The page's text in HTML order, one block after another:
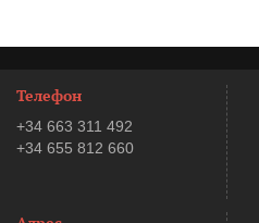
Телефон
+34 663 311 492
+34 655 812 660